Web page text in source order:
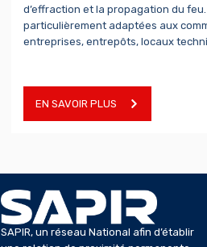
d’effraction et la propagation du
particulièrement adaptées aux
entreprises, entrepôts, locaux
EN SAVOIR PLUS
SAPIR, un réseau National afin d’établir